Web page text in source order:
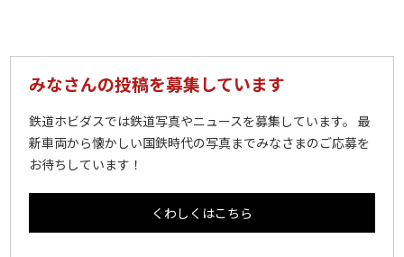
みなさんの投稿を募集しています
鉄道ホビダスでは鉄道写真やニュースを募集しています。 最
新車両から懐かしい国鉄時代の写真までみなさまのご応募を
お待ちしています！
くわしくはこちら